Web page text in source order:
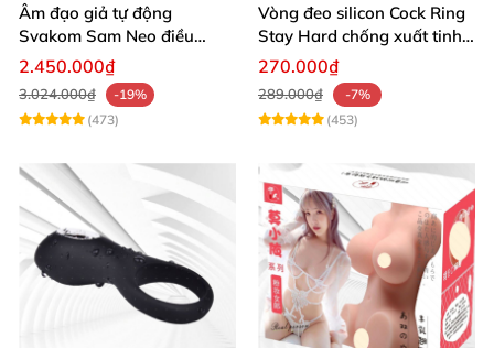
Âm đạo giả tự động
Svakom Sam Neo điều
khiển app webcam cao cấp
2.450.000₫
3.024.000₫
-19%
(473)
Vòng đeo silicon Cock Ring
Stay Hard chống xuất tinh
sớm
270.000₫
289.000₫
-7%
(453)